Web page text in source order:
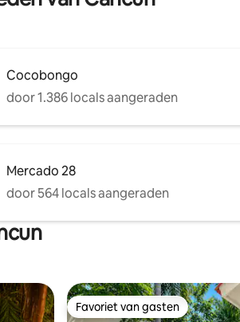
Cocobongo
door 1.386 locals aangeraden
Mercado 28
door 564 locals aangeraden
Favoriet van gasten
Favoriet van gasten